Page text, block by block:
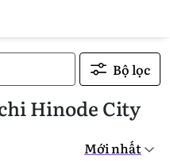
Bộ lọc
Hinode City